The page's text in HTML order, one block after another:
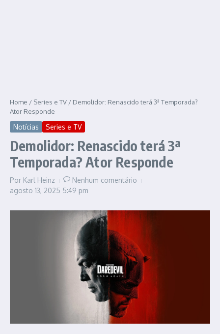
Home / Series e TV / Demolidor: Renascido terá 3ª Temporada?
Ator Responde
Notícias Series e TV
Demolidor: Renascido terá 3ª
Temporada? Ator Responde
Por Karl Heinz
Nenhum comentário
agosto 13, 2025 5:49 pm